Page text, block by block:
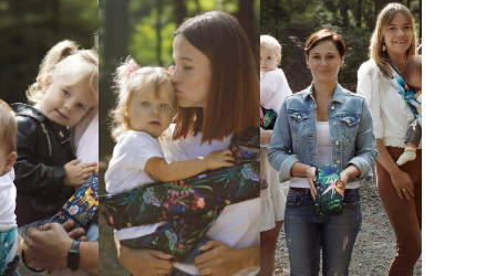
DLA
OPIEKUNÓW
DLA
KAŻDEGO
KTO
POMOCY